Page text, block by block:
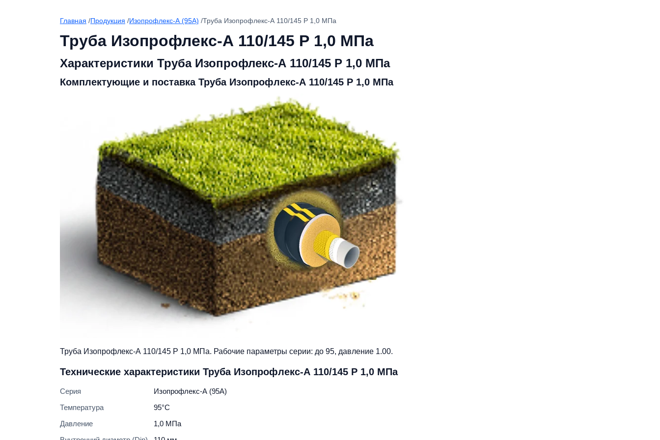
Главная /Продукция /Изопрофлекс-А (95А) /Труба Изопрофлекс-А 110/145 Р 1,0 МПа
Труба Изопрофлекс-А 110/145 Р 1,0 МПа
Характеристики Труба Изопрофлекс-А 110/145 Р 1,0 МПа
Комплектующие и поставка Труба Изопрофлекс-А 110/145 Р 1,0 МПа
Труба Изопрофлекс-А 110/145 Р 1,0 МПа. Рабочие параметры серии: до 95, давление 1.00.
Технические характеристики Труба Изопрофлекс-А 110/145 Р 1,0 МПа
Серия
Изопрофлекс-А (95А)
Температура
95°C
Давление
1,0 МПа